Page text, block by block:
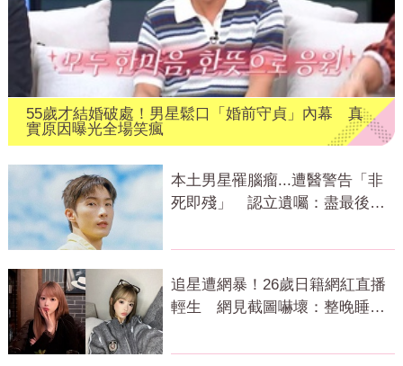
55歲才結婚破處！男星鬆口「婚前守貞」內幕 真
實原因曝光全場笑瘋
本土男星罹腦瘤...遭醫警告「非
死即殘」 認立遺囑：盡最後心
追星遭網暴！26歲日籍網紅直播
輕生 網見截圖嚇壞：整晚睡不